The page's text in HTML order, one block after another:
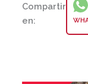
Compartir
en: